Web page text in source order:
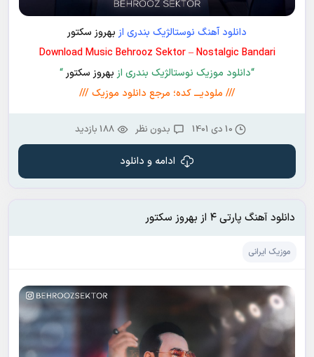
دانلود آهنگ نوستالژیک بندری ازبهروز سکتور
Download Music Behrooz Sektor – Nostalgic Bandari
“دانلود موزیک نوستالژیک بندری ازبهروز سکتور“
/// ملودیـــ کده؛ مرجع دانلود موزیک ///
10 دی 1401 بدون نظر 188 بازدید
ادامه و دانلود
دانلود آهنگ پارتی ۴ از بهروز سکتور
موزیک ایرانی